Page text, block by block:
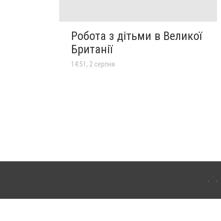
Робота з дітьми в Великої
Британії
14:51, 2 серпня